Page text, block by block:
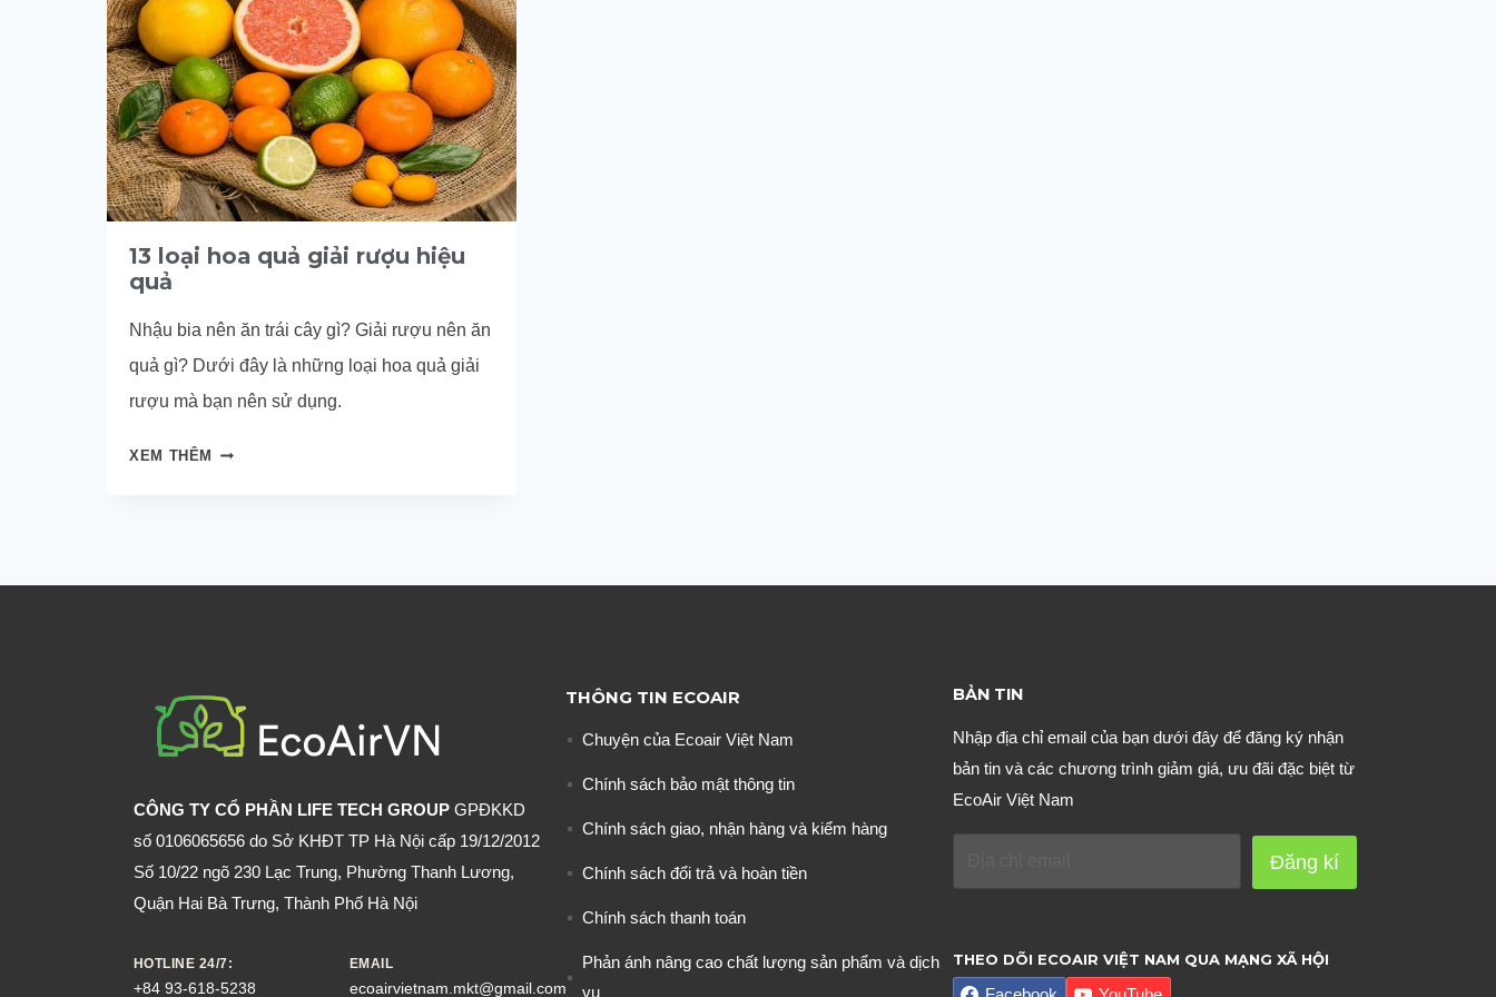
13 loại hoa quả giải rượu hiệu
quả
Nhậu bia nên ăn trái cây gì? Giải rượu nên ăn
quả gì? Dưới đây là những loại hoa quả giải
rượu mà bạn nên sử dụng.
XEM THÊM
13
RƯỢU
CÔNG TY CỔ PHẦN LIFE TECH GROUP GPĐKKD
số 0106065656 do Sở KHĐT TP Hà Nội cấp 19/12/2012
Số 10/22 ngõ 230 Lạc Trung, Phường Thanh Lương,
Quận Hai Bà Trưng, Thành Phố Hà Nội
HOTLINE 24/7:
+84 93-618-5238
EMAIL
ecoairvietnam.mkt@gmail.com
THÔNG TIN ECOAIR
Chuyện của Ecoair Việt Nam
Chính sách bảo mật thông tin
Chính sách giao, nhận hàng và kiểm hàng
Chính sách đổi trả và hoàn tiền
Chính sách thanh toán
Phản ánh nâng cao chất lượng sản phẩm và dịch
vụ
BẢN TIN
Nhập địa chỉ email của bạn dưới đây để đăng ký nhận
bản tin và các chương trình giảm giá, ưu đãi đặc biệt từ
EcoAir Việt Nam
Đăng kí
THEO DÕI ECOAIR VIỆT NAM QUA MẠNG XÃ HỘI